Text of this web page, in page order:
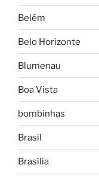
Belém
Belo Horizonte
Blumenau
Boa Vista
bombinhas
Brasil
Brasília